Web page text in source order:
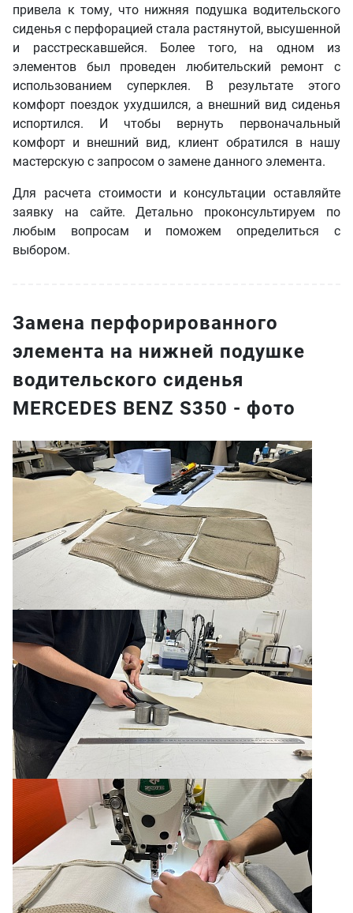
привела к тому, что нижняя подушка водительского
сиденья с перфорацией стала растянутой, высушенной
и расстрескавшейся. Более того, на одном из
элементов был проведен любительский ремонт с
использованием суперклея. В результате этого
комфорт поездок ухудшился, а внешний вид сиденья
испортился. И чтобы вернуть первоначальный
комфорт и внешний вид, клиент обратился в нашу
мастерскую с запросом о замене данного элемента.
Для расчета стоимости и консультации оставляйте
заявку на сайте. Детально проконсультируем по
любым вопросам и поможем определиться с
выбором.
Замена перфорированного
элемента на нижней подушке
водительского сиденья
MERCEDES BENZ S350 - фото